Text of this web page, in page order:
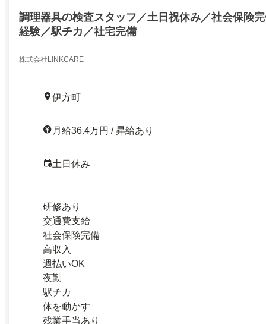
調理器具の検査スタッフ／土日祝休み／社会保険
経験／駅チカ／社宅完備
株式会社LINKCARE
伊方町
月給36.4万円 / 昇給あり
土日休み
研修あり
交通費支給
社会保険完備
高収入
週払いOK
夜勤
駅チカ
体を動かす
残業手当あり